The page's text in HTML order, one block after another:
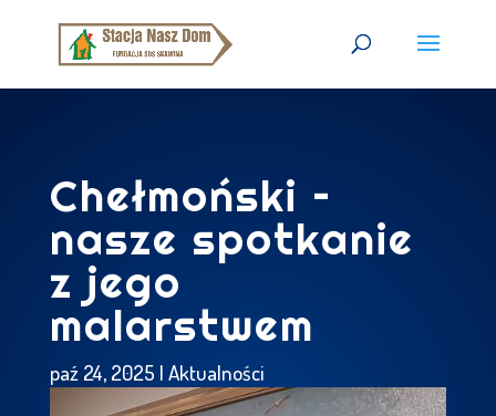
Chełmoński –
nasze spotkanie
z jego
malarstwem
paź 24, 2025 | Aktualności